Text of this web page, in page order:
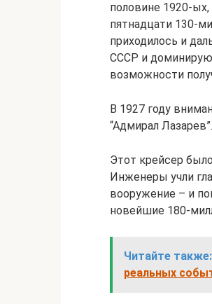
половине 1920-
пятнадцати 130-
приходилось и
СССР и
возможности
В 1927 году
“Адмирал Лазарев”.
Этот крейсер
Инженеры учли
вооружение – и
новейшие 180-
Читайте также:
реальных